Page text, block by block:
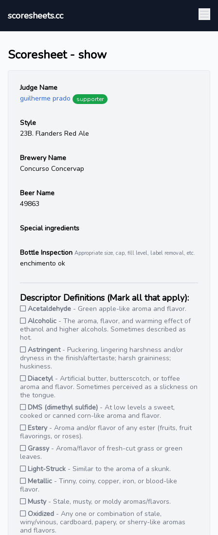
scoresheets.cc
Scoresheet - show
Judge Name
guilherme prado
supporter
Style
23B. Flanders Red Ale
Brewery Name
Concurso Concervap
Beer Name
49863
Special ingredients
Bottle Inspection Appropriate size, cap, fill level, label removal, etc.
enchimento ok
Descriptor Definitions (Mark all that apply):
Acetaldehyde - Green apple-like aroma and flavor.
Alcoholic - The aroma, flavor, and warming effect of
ethanol and higher alcohols. Sometimes described as
hot.
Astringent- Puckering, lingering harshness and/or
dryness in the finish/aftertaste; harsh graininess;
huskiness.
Diacetyl- Artificial butter, butterscotch, or toffee
aroma and flavor. Sometimes perceived as a slickness on
the tongue.
DMS (dimethyl sulfide) - At low levels a sweet,
cooked or canned corn-like aroma and flavor.
Estery- Aroma and/or flavor of any ester (fruits, fruit
flavorings, or roses).
Grassy- Aroma/flavor of fresh-cut grass or green
leaves.
Light-Struck - Similar to the aroma of a skunk.
Metallic - Tinny, coiny, copper, iron, or blood-like
flavor.
Musty- Stale, musty, or moldy aromas/flavors.
Oxidized - Any one or combination of stale,
winy/vinous, cardboard, papery, or sherry-like aromas
and flavors.